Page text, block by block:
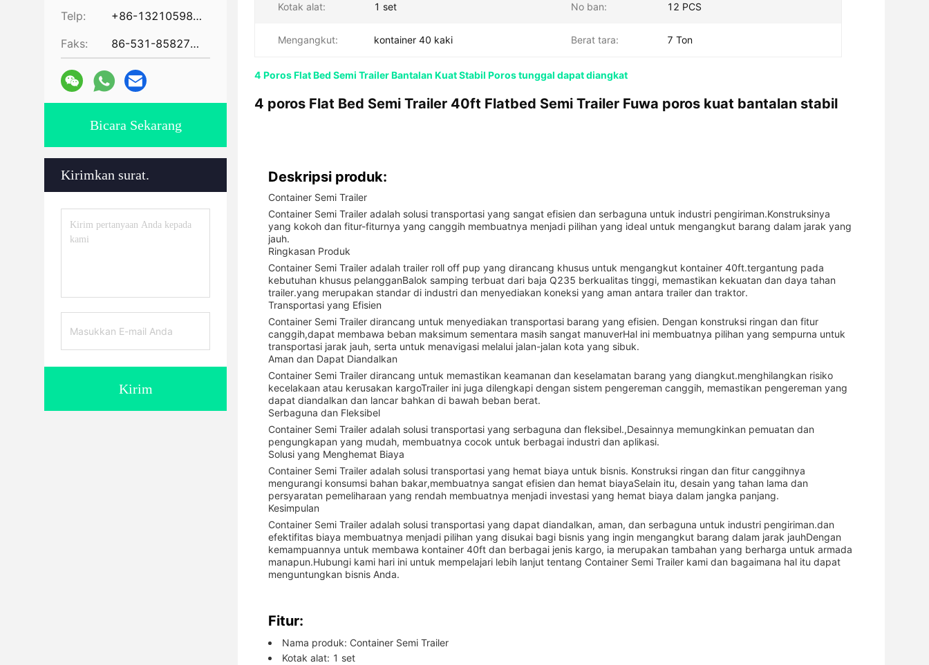
Telp:
+86-13210598479
Faks:
86-531-85827672
Bicara Sekarang
Kirimkan surat.
Kirim
Kotak alat: 1 set No ban: 12 PCS
Mengangkut: kontainer 40 kaki Berat tara: 7 Ton
4 Poros Flat Bed Semi Trailer Bantalan Kuat Stabil Poros tunggal dapat diangkat
4 poros Flat Bed Semi Trailer 40ft Flatbed Semi Trailer Fuwa poros kuat bantalan stabil
Deskripsi produk:
Container Semi Trailer
Container Semi Trailer adalah solusi transportasi yang sangat efisien dan serbaguna untuk industri pengiriman.Konstruksinya
yang kokoh dan fitur-fiturnya yang canggih membuatnya menjadi pilihan yang ideal untuk mengangkut barang dalam jarak yang
jauh.
Ringkasan Produk
Container Semi Trailer adalah trailer roll off pup yang dirancang khusus untuk mengangkut kontainer 40ft.tergantung pada
kebutuhan khusus pelangganBalok samping terbuat dari baja Q235 berkualitas tinggi, memastikan kekuatan dan daya tahan
trailer.yang merupakan standar di industri dan menyediakan koneksi yang aman antara trailer dan traktor.
Transportasi yang Efisien
Container Semi Trailer dirancang untuk menyediakan transportasi barang yang efisien. Dengan konstruksi ringan dan fitur
canggih,dapat membawa beban maksimum sementara masih sangat manuverHal ini membuatnya pilihan yang sempurna untuk
transportasi jarak jauh, serta untuk menavigasi melalui jalan-jalan kota yang sibuk.
Aman dan Dapat Diandalkan
Container Semi Trailer dirancang untuk memastikan keamanan dan keselamatan barang yang diangkut.menghilangkan risiko
kecelakaan atau kerusakan kargoTrailer ini juga dilengkapi dengan sistem pengereman canggih, memastikan pengereman yang
dapat diandalkan dan lancar bahkan di bawah beban berat.
Serbaguna dan Fleksibel
Container Semi Trailer adalah solusi transportasi yang serbaguna dan fleksibel.,Desainnya memungkinkan pemuatan dan
pengungkapan yang mudah, membuatnya cocok untuk berbagai industri dan aplikasi.
Solusi yang Menghemat Biaya
Container Semi Trailer adalah solusi transportasi yang hemat biaya untuk bisnis. Konstruksi ringan dan fitur canggihnya
mengurangi konsumsi bahan bakar,membuatnya sangat efisien dan hemat biayaSelain itu, desain yang tahan lama dan
persyaratan pemeliharaan yang rendah membuatnya menjadi investasi yang hemat biaya dalam jangka panjang.
Kesimpulan
Container Semi Trailer adalah solusi transportasi yang dapat diandalkan, aman, dan serbaguna untuk industri pengiriman.dan
efektifitas biaya membuatnya menjadi pilihan yang disukai bagi bisnis yang ingin mengangkut barang dalam jarak jauhDengan
kemampuannya untuk membawa kontainer 40ft dan berbagai jenis kargo, ia merupakan tambahan yang berharga untuk armada
manapun.Hubungi kami hari ini untuk mempelajari lebih lanjut tentang Container Semi Trailer kami dan bagaimana hal itu dapat
menguntungkan bisnis Anda.
Fitur:
Nama produk: Container Semi Trailer
Kotak alat: 1 set